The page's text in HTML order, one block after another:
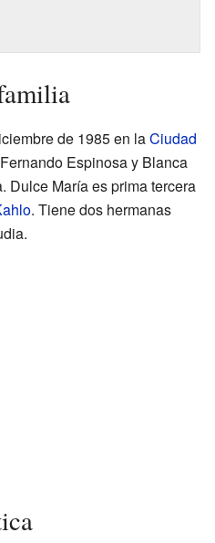
de 1985 en laCiudad
Espinosa y Blanca
Dulce María es prima tercera
. Tiene dos hermanas